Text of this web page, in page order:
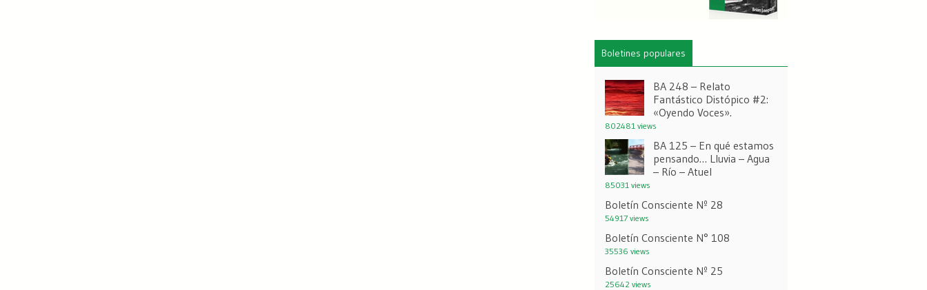
Boletines populares
BA 248 – Relato
Fantástico Distópico #2:
«Oyendo Voces».
802481 views
BA 125 – En qué estamos
pensando… Lluvia – Agua
– Río – Atuel
85031 views
Boletín Consciente Nº 28
54917 views
Boletín Consciente N° 108
35536 views
Boletín Consciente Nº 25
25642 views